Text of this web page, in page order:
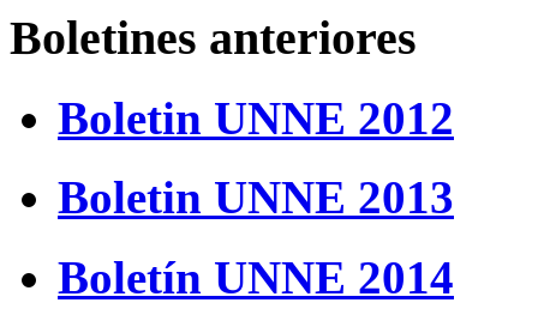
Boletines anteriores
Boletin UNNE 2012
Boletin UNNE 2013
Boletín UNNE 2014